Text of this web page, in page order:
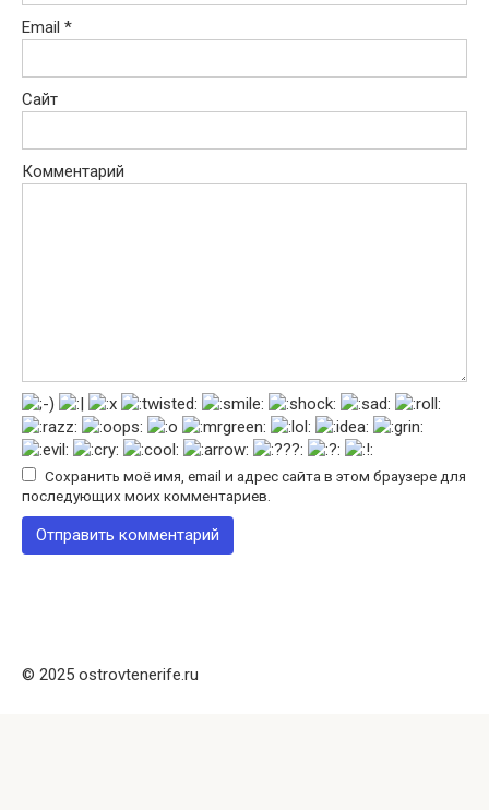
Email *
Сайт
Комментарий
Сохранить моё имя, email и адрес сайта в этом браузере для
последующих моих комментариев.
© 2025 ostrovtenerife.ru